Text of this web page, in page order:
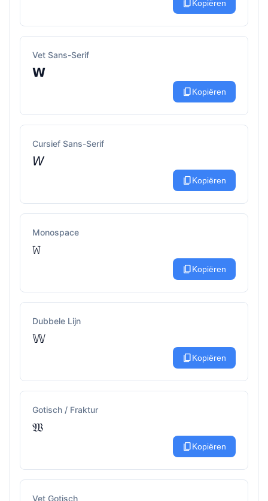
content_copyKopiëren
Vet Sans-Serif
𝗪
content_copyKopiëren
Cursief Sans-Serif
𝘞
content_copyKopiëren
Monospace
𝚆
content_copyKopiëren
Dubbele Lijn
𝕎
content_copyKopiëren
Gotisch / Fraktur
𝔚
content_copyKopiëren
Vet Gotisch